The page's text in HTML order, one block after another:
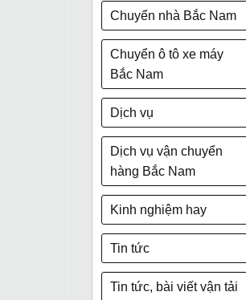
Chuyển nhà Bắc Nam
Chuyển ô tô xe máy
Bắc Nam
Dịch vụ
Dịch vụ vận chuyển
hàng Bắc Nam
Kinh nghiệm hay
Tin tức
Tin tức, bài viết vận tải